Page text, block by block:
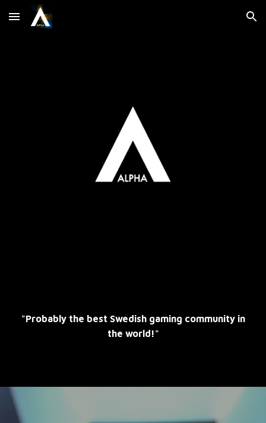
Skip to main content Skip to navigation
"Probably the best Swedish gaming community in
the world!"